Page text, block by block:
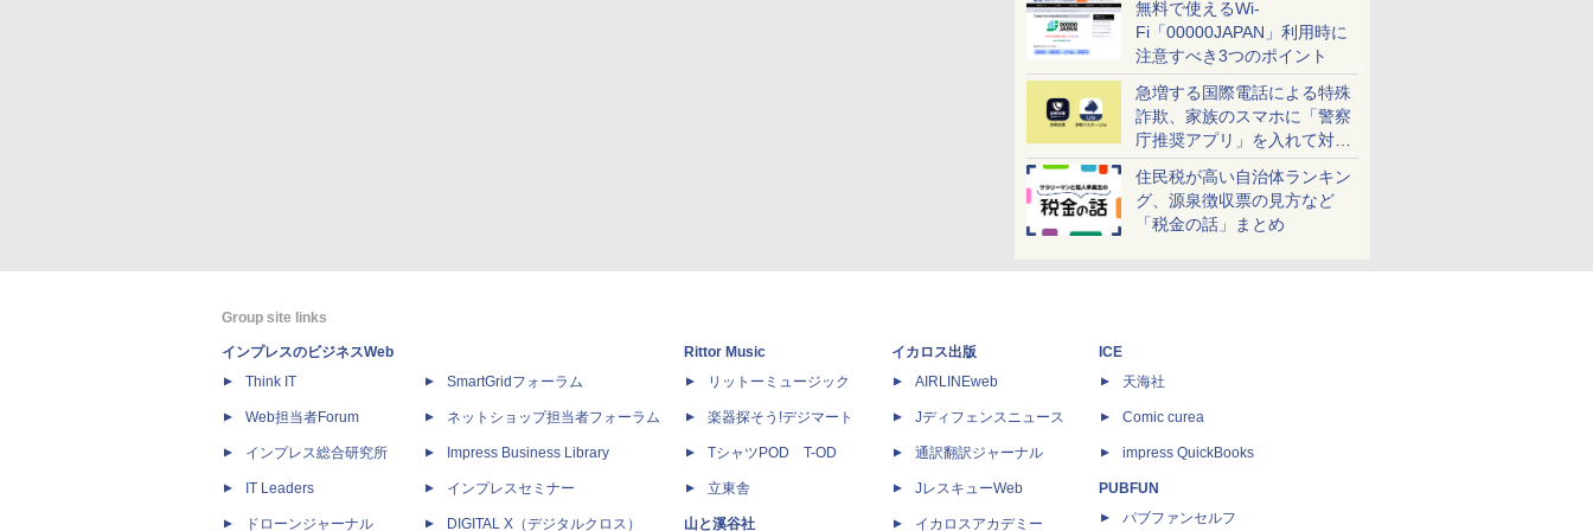
無料で使えるWi-
Fi「00000JAPAN」利用時に
注意すべき3つのポイント
急増する国際電話による特殊
詐欺、家族のスマホに「警察
庁推奨アプリ」を入れて対策
しよう！
住民税が高い自治体ランキン
グ、源泉徴収票の見方など
「税金の話」まとめ
Group site links
インプレスのビジネスWeb
Think IT
Web担当者Forum
インプレス総合研究所
IT Leaders
ドローンジャーナル
SmartGridフォーラム
ネットショップ担当者フォーラム
Impress Business Library
インプレスセミナー
DIGITAL X（デジタルクロス）
Rittor Music
リットーミュージック
楽器探そう!デジマート
TシャツPOD T-OD
立東舎
山と溪谷社
イカロス出版
AIRLINEweb
Jディフェンスニュース
通訳翻訳ジャーナル
JレスキューWeb
イカロスアカデミー
ICE
天海社
Comic curea
impress QuickBooks
PUBFUN
パブファンセルフ